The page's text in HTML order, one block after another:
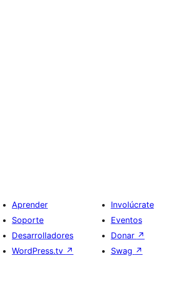
Aprender
Soporte
Desarrolladores
WordPress.tv ↗
Involúcrate
Eventos
Donar ↗
Swag ↗